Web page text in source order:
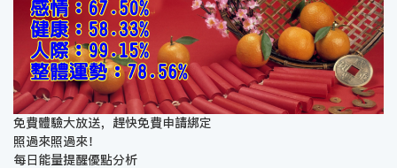
免費體驗大放送，趕快免費申請綁定
照過來照過來！
每日能量提醒優點分析